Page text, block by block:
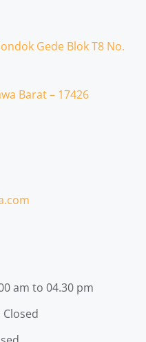
Gede Blok T8 No.
Barat – 17426
am to 04.30 pm